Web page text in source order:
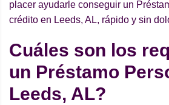
placer ayudarle conseguir un
crédito en Leeds, AL, rápido y sin
Cuáles son los
un Préstamo
Leeds, AL?